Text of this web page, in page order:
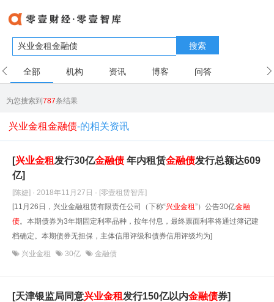
搜索
全部 机构 资讯 博客 问答
为您搜索到787条结果
兴业金租金融债-的相关资讯
[兴业金租发行30亿金融债年内租赁金融债发行总额达609
亿]
[陈婕] · 2018年11月27日 · [零壹租赁智库]
[11月26日，兴业金融租赁有限责任公司（下称“兴业金租”）公告30亿金融
债。本期债券为3年期固定利率品种，按年付息，最终票面利率将通过簿记建
档确定。本期债券无担保，主体信用评级和债券信用评级均为]
兴业金租 30亿 金融债
[天津银监局同意兴业金租发行150亿以内金融债券]